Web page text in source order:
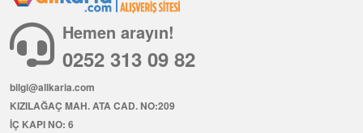
Hemen arayın!
0252 313 09 82
bilgi@allkaria.com
KIZILAĞAÇ MAH. ATA CAD. NO:209
İÇ KAPI NO: 6